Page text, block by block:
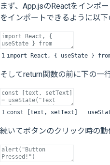
まず、App.jsのReactをインポ
をインポートできるように以下
1 import React , { useState }
そしてreturn関数の前に下の一
1 const text , setText =
続いてボタンのクリック時の動